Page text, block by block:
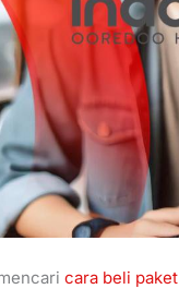
cara beli